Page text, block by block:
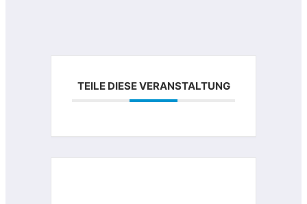
TEILE DIESE VERANSTALTUNG